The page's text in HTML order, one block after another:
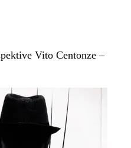
Vito Centonze –